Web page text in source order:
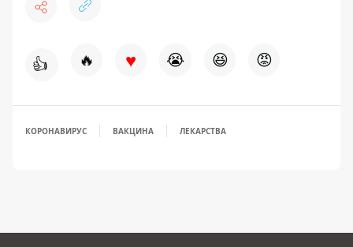
👍 🔥 ♥ 😭 😆 😡
КОРОНАВИРУС ВАКЦИНА ЛЕКАРСТВА